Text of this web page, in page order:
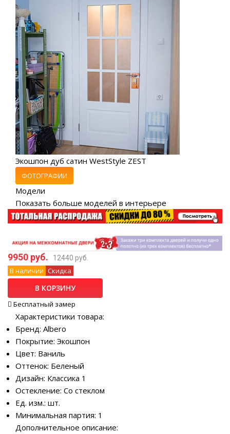
Экошпон дуб сатин WestStyle ZEST
ФОТОГРАФИИ
Модели
Показать больше моделей в интерьере
9950 руб. 12440 руб.
В наличии Скидка
В КОРЗИНУ
Бесплатный замер
Характеристики товара:
Бренд: Albero
Покрытие: Экошпон
Цвет: Ваниль
Оттенок: Беленый
Дизайн: Классика 1
Остекление: Со стеклом
Ед. изм.: шт.
Минимальная партия: 1
Дополнительное описание: